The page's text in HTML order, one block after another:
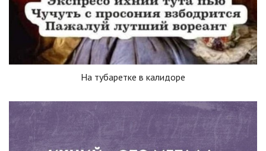
На тубаретке в калидоре